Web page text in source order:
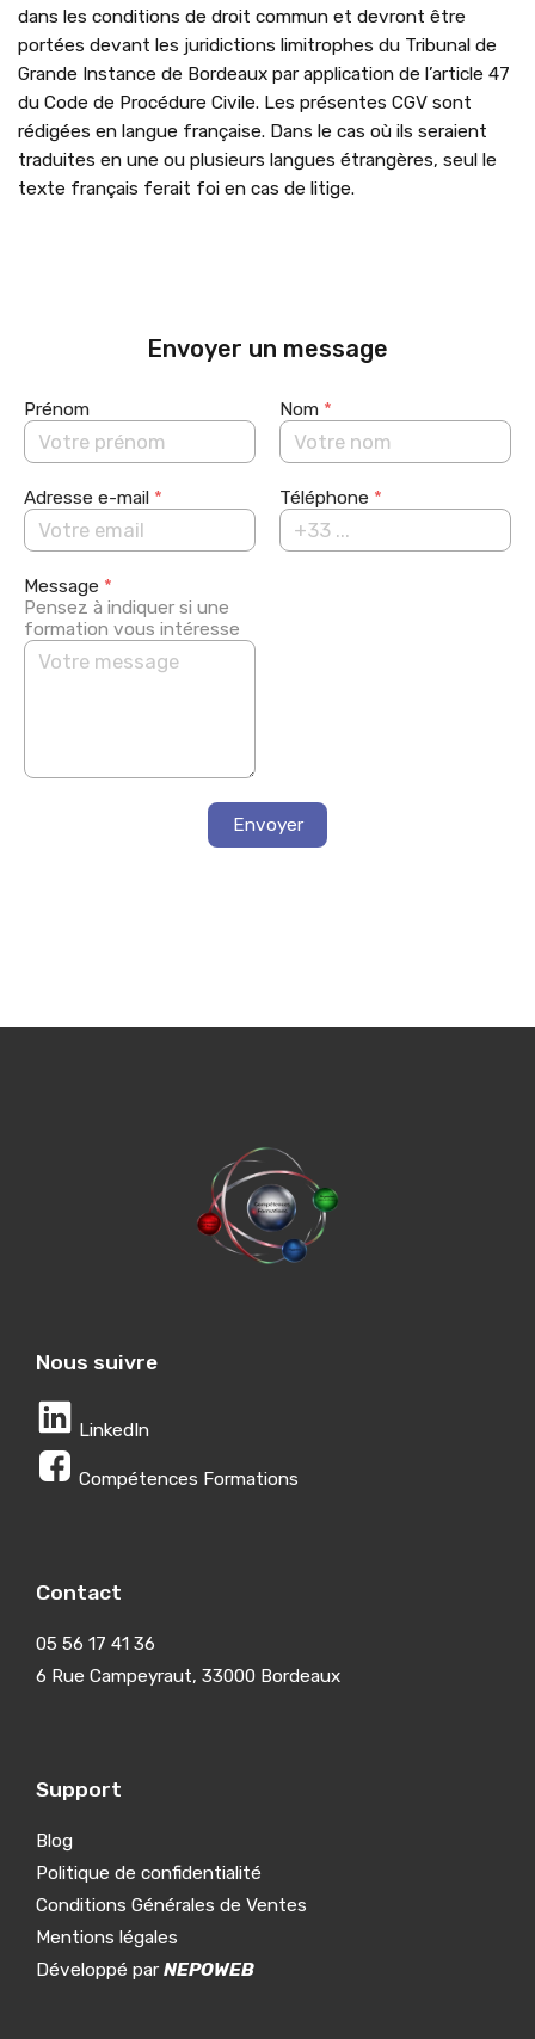
dans les conditions de droit commun et devront être
portées devant les juridictions limitrophes du Tribunal de
Grande Instance de Bordeaux par application de l’article 47
du Code de Procédure Civile. Les présentes CGV sont
rédigées en langue française. Dans le cas où ils seraient
traduites en une ou plusieurs langues étrangères, seul le
texte français ferait foi en cas de litige.
Envoyer un message
Prénom Nom *
Adresse e-mail * Téléphone *
Message *
Pensez à indiquer si une
formation vous intéresse
Envoyer
Nous suivre
LinkedIn
Compétences Formations
Contact
05 56 17 41 36
6 Rue Campeyraut, 33000 Bordeaux
Support
Blog
Politique de confidentialité
Conditions Générales de Ventes
Mentions légales
Développé parNEPOWEB